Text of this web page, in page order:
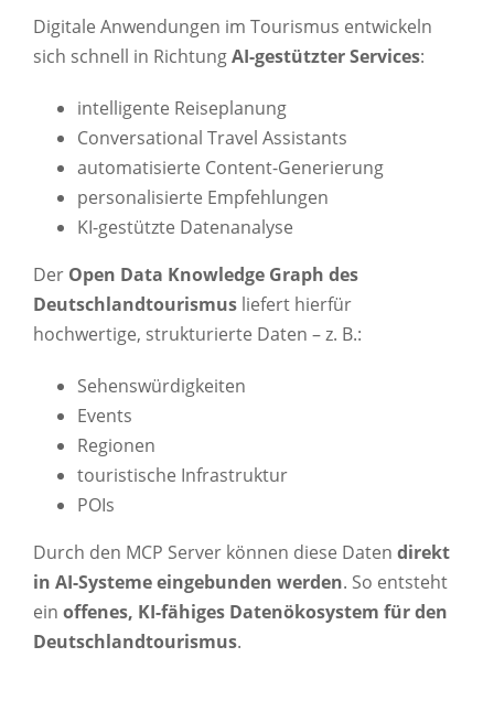
Digitale Anwendungen im Tourismus entwickeln
sich schnell in RichtungAI-gestützter Services:
intelligente Reiseplanung
Conversational Travel Assistants
automatisierte Content-Generierung
personalisierte Empfehlungen
KI-gestützte Datenanalyse
Der Open Data Knowledge Graph des
Deutschlandtourismusliefert hierfür
hochwertige, strukturierte Daten – z. B.:
Sehenswürdigkeiten
Events
Regionen
touristische Infrastruktur
POIs
Durch den MCP Server können diese Daten direkt
in AI-Systeme eingebunden werden. So entsteht
ein offenes, KI-fähiges Datenökosystem für den
Deutschlandtourismus.